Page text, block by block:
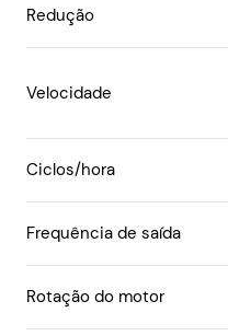
Redução
Velocidade
Ciclos/hora
Frequência de saída
Rotação do motor